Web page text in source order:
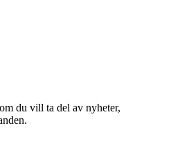
du vill ta del av nyheter,